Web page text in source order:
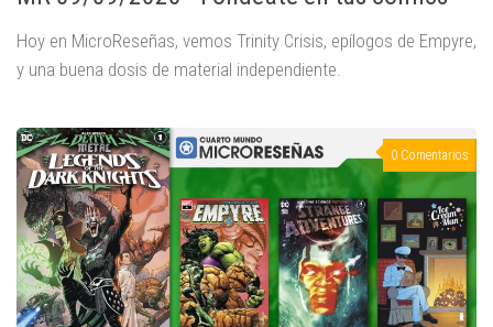
Hoy en MicroReseñas, vemos Trinity Crisis, epílogos de Empyre,
y una buena dosis de material independiente.
0 Comentarios